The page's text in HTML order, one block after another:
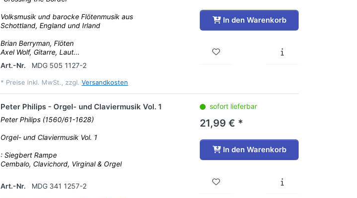
Volksmusik und barocke Flötenmusik aus
Schottland, England und Irland
Brian Berryman, Flöten
Axel Wolf, Gitarre, Laut...
Art.-Nr.
MDG 505 1127-2
* Preise inkl. MwSt., zzgl. Versandkosten
In den Warenkorb
Peter Philips - Orgel- und Claviermusik Vol. 1
Peter Philips (1560/61-1628)
Orgel- und Claviermusik Vol. 1
: Siegbert Rampe
Cembalo, Clavichord, Virginal & Orgel
Art.-Nr. MDG 341 1257-2
sofort lieferbar
21,99 € *
In den Warenkorb